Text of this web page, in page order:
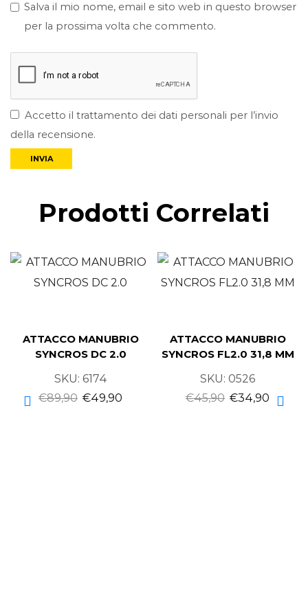
Salva il mio nome, email e sito web in questo browser
per la prossima volta che commento.
Accetto il trattamento dei dati personali per l’invio
della recensione.
Prodotti Correlati
ATTACCO MANUBRIO
SYNCROS DC 2.0
SKU: 6174
€89,90 €49,90
ATTACCO MANUBRIO
SYNCROS FL2.0 31,8 MM
SKU: 0526
€45,90 €34,90